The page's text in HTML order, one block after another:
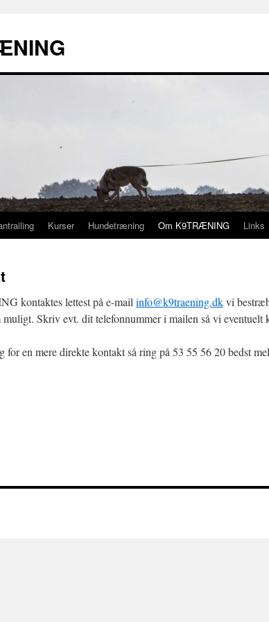
Kurser Hundetræning Om K9TRÆNING Links
kontaktes lettest på e-mail info@k9traening.dkvi
Skriv evt. dit telefonnummer i mailen så vi eventuelt
for en mere direkte kontakt så ring på 53 55 56 20 bedst